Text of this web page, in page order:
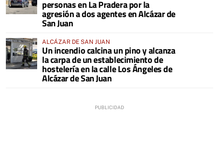
personas en La Pradera por la
agresión a dos agentes en Alcázar de
San Juan
ALCÁZAR DE SAN JUAN
Un incendio calcina un pino y alcanza
la carpa de un establecimiento de
hostelería en la calle Los Ángeles de
Alcázar de San Juan